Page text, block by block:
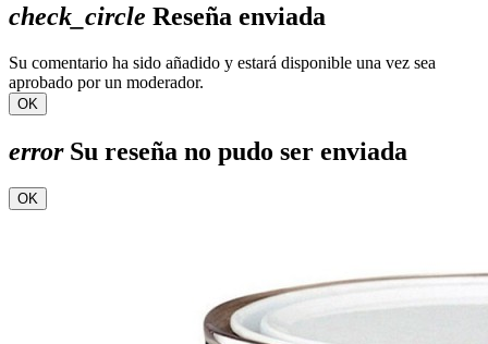
check_circle Reseña enviada
Su comentario ha sido añadido y estará disponible una vez sea
aprobado por un moderador.
OK
errorSu reseña no pudo ser enviada
OK